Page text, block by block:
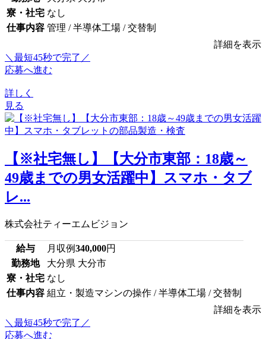
寮・社宅 なし
仕事内容 管理 / 半導体工場 / 交替制
詳細を表示
＼最短45秒で完了／
応募へ進む
詳しく
見る
【※社宅無し】【大分市東部：18歳～
49歳までの男女活躍中】スマホ・タブ
レ...
株式会社ティーエムビジョン
給与 月収例340,000円
勤務地
大分県 大分市
寮・社宅 なし
仕事内容 組立・製造マシンの操作 / 半導体工場 / 交替制
詳細を表示
＼最短45秒で完了／
応募へ進む